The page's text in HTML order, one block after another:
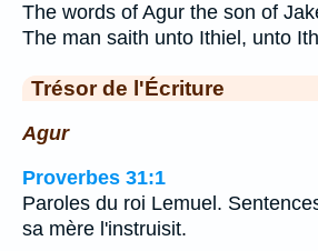
The words of Agur the son of
The man saith unto Ithiel, unto
Trésor de l'Écriture
Agur
Proverbes 31:1
Paroles du roi Lemuel.
sa mère l'instruisit.